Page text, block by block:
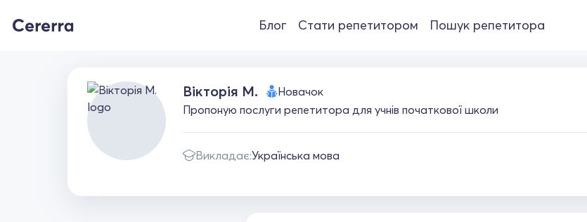
Блог Стати репетитором Пошук репетитора
Вікторія М.
Новачок
Пропоную послуги репетитора для учнів початкової школи
Викладає:Українська мова